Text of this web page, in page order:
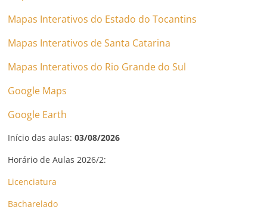
Mapas Interativos do Estado do Tocantins
Mapas Interativos de Santa Catarina
Mapas Interativos do Rio Grande do Sul
Google Maps
Google Earth
Início das aulas:03/08/2026
Horário de Aulas 2026/2:
Licenciatura
Bacharelado